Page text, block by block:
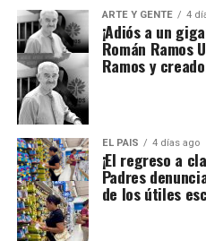
ARTE Y GENTE 4
¡Adiós a un
Román Ramos
Ramos y
EL PAIS 4 días ago
¡El regreso a
Padres
de los útiles